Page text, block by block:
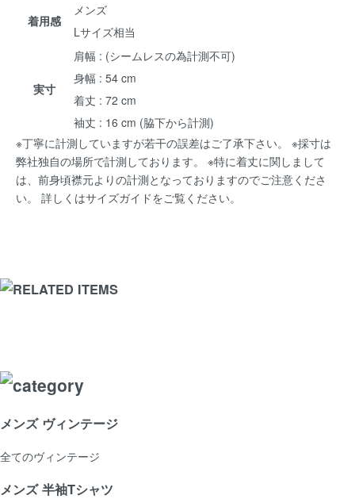
着用感
メンズ
Lサイズ相当
実寸
肩幅 : (シームレスの為計測不可)
身幅 : 54 cm
着丈 : 72 cm
袖丈 : 16 cm (脇下から計測)
※丁寧に計測していますが若干の誤差はご了承下さい。 ※採寸は
弊社独自の場所で計測しております。 ※特に着丈に関しまして
は、前身頃襟元よりの計測となっておりますのでご注意くださ
い。 詳しくはサイズガイドをご覧ください。
メンズ ヴィンテージ
全てのヴィンテージ
メンズ 半袖Tシャツ